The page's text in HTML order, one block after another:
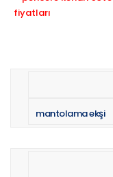
fiyatları
mantolama ekşi